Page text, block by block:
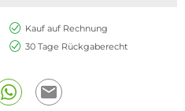
Kauf auf Rechnung
30 Tage Rückgaberecht